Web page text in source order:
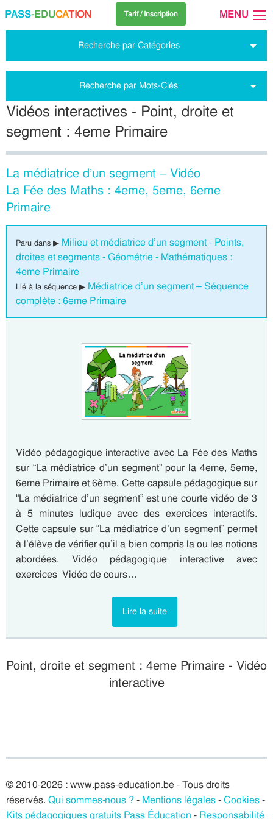
PASS-EDUCATION Tarif / Inscription MENU
Recherche par Catégories
Recherche par Mots-Clés
Vidéos interactives - Point, droite et
segment : 4eme Primaire
La médiatrice d’un segment – Vidéo
La Fée des Maths : 4eme, 5eme, 6eme
Primaire
Paru dans ▶ Milieu et médiatrice d’un segment - Points,
droites et segments - Géométrie - Mathématiques :
4eme Primaire
Lié à la séquence ▶ Médiatrice d’un segment – Séquence
complète : 6eme Primaire
Vidéo pédagogique interactive avec La Fée des Maths
sur “La médiatrice d’un segment” pour la 4eme, 5eme,
6eme Primaire et 6ème. Cette capsule pédagogique sur
“La médiatrice d’un segment” est une courte vidéo de 3
à 5 minutes ludique avec des exercices interactifs.
Cette capsule sur “La médiatrice d’un segment” permet
à l’élève de vérifier qu’il a bien compris la ou les notions
abordées. Vidéo pédagogique interactive avec
exercices Vidéo de cours…
Lire la suite
Point, droite et segment : 4eme Primaire - Vidéo
interactive
© 2010-2026 : www.pass-education.be - Tous droits
réservés. Qui sommes-nous ? - Mentions légales-Cookies-
Kits pédagogiques gratuits Pass Éducation - Responsabilité